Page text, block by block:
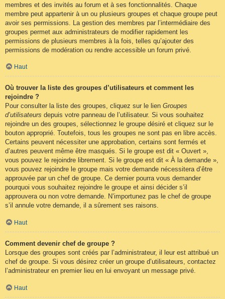
membres et des invités au forum et à ses fonctionnalités. Chaque
membre peut appartenir à un ou plusieurs groupes et chaque groupe peut
avoir ses permissions. La gestion des membres par l’intermédiaire des
groupes permet aux administrateurs de modifier rapidement les
permissions de plusieurs membres à la fois, telles qu’ajouter des
permissions de modération ou rendre accessible un forum privé.
Haut
Où trouver la liste des groupes d’utilisateurs et comment les
rejoindre ?
Pour consulter la liste des groupes, cliquez sur le lien Groupes
d’utilisateurs depuis votre panneau de l’utilisateur. Si vous souhaitez
rejoindre un des groupes, sélectionnez le groupe désiré et cliquez sur le
bouton approprié. Toutefois, tous les groupes ne sont pas en libre accès.
Certains peuvent nécessiter une approbation, certains sont fermés et
d’autres peuvent même être masqués. Si le groupe est dit « Ouvert »,
vous pouvez le rejoindre librement. Si le groupe est dit « À la demande »,
vous pouvez rejoindre le groupe mais votre demande nécessitera d’être
approuvée par un chef de groupe. Ce dernier pourra vous demander
pourquoi vous souhaitez rejoindre le groupe et ainsi décider s’il
approuvera ou non votre demande. N’importunez pas le chef de groupe
s’il annule votre demande, il a sûrement ses raisons.
Haut
Comment devenir chef de groupe ?
Lorsque des groupes sont créés par l’administrateur, il leur est attribué un
chef de groupe. Si vous désirez créer un groupe d’utilisateurs, contactez
l’administrateur en premier lieu en lui envoyant un message privé.
Haut